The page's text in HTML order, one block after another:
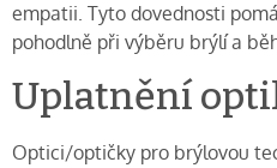
empatii. Tyto dovednosti
pohodlně při výběru brýlí a
Uplatnění
Optici/optičky pro brýlovou